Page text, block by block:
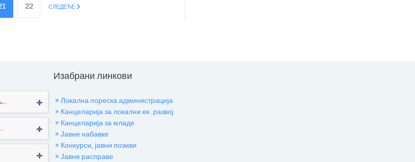
22 СЛЕДЕЋЕ
Изабрани линкови
» Локална пореска администрација
» Канцеларија за локални ек. развој
» Канцеларија за младе
» Јавне набавке
» Конкурси, јавни позиви
» Јавне расправе